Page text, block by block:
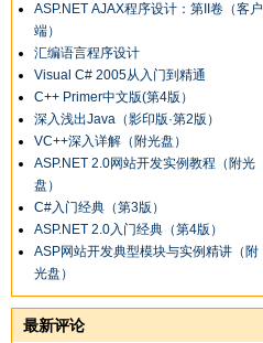
ASP.NET AJAX程序设计：第II卷（客户
端）
汇编语言程序设计
Visual C# 2005从入门到精通
C++ Primer中文版(第4版）
深入浅出Java（影印版·第2版）
VC++深入详解（附光盘）
ASP.NET 2.0网站开发实例教程（附光
盘）
C#入门经典（第3版）
ASP.NET 2.0入门经典（第4版）
ASP网站开发典型模块与实例精讲（附
光盘）
最新评论